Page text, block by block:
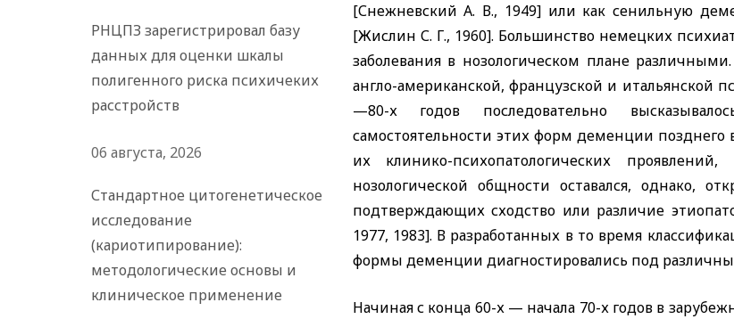
[Снежневский А. В., 1949] или как сенильную
[Жислин С. Г., 1960]. Большинство немецких
заболевания в нозологическом плане
англо-американской, французской и итальянской
—80-х годов последовательно
самостоятельности этих форм деменции позднего
их клинико-психопатологических
нозологической общности оставался, однако,
подтверждающих сходство или различие
1977, 1983]. В разработанных в то время
формы деменции диагностировались под
Начиная с конца 60-х — начала 70-х годов в
РНЦПЗ зарегистрировал базу
данных для оценки шкалы
полигенного риска психичеких
расстройств
06 августа, 2026
Стандартное цитогенетическое
исследование
(кариотипирование):
методологические основы и
клиническое применение